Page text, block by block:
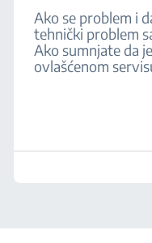
Ako se problem i
tehnički problem
Ako sumnjate da
ovlašćenom